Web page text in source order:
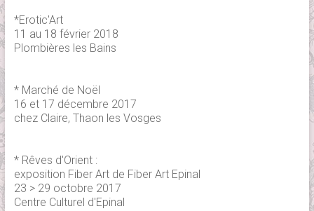
*Erotic'Art
11 au 18 février 2018
Plombières les Bains
* Marché de Noël
16 et 17 décembre 2017
chez Claire, Thaon les Vosges
* Rêves d'Orient :
exposition Fiber Art de Fiber Art Epinal
23 > 29 octobre 2017
Centre Culturel d'Epinal